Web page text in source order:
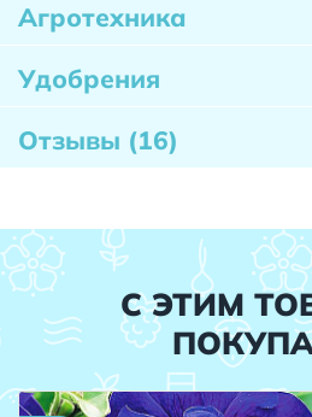
Агротехника
Удобрения
Отзывы (16)
С ЭТИМ